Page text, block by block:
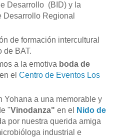
Desarrollo (BID) y la
Desarrollo Regional
de formación intercultural
de BAT.
a la emotiva boda de
el Centro de Eventos Los
Yohana a una memorable y
"Vinodanza" en el
Nido de
por nuestra querida amiga
industrial e